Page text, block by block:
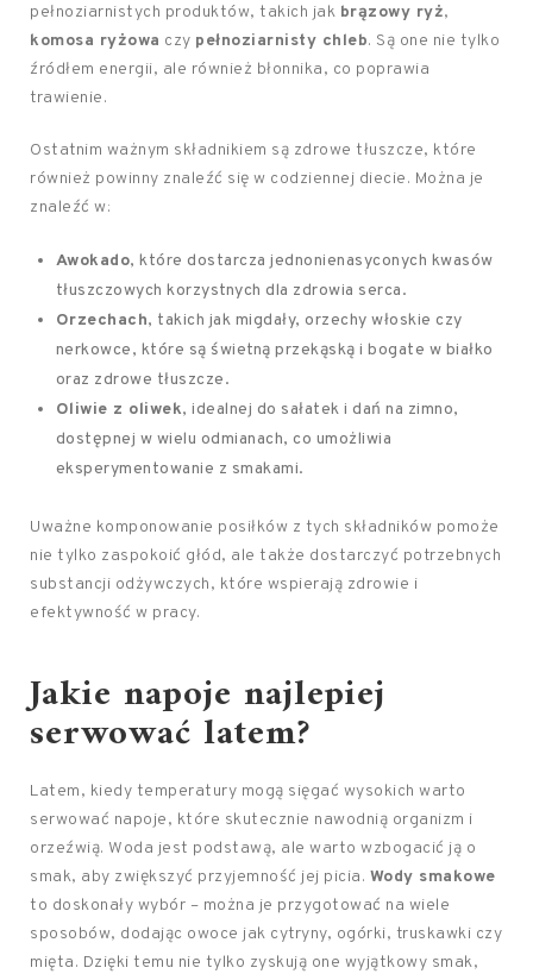
pełnoziarnistych produktów, takich jak brązowy ryż,
komosa ryżowa czy pełnoziarnisty chleb. Są one nie tylko
źródłem energii, ale również błonnika, co poprawia
trawienie.
Ostatnim ważnym składnikiem są zdrowe tłuszcze, które
również powinny znaleźć się w codziennej diecie. Można je
znaleźć w:
Awokado, które dostarcza jednonienasyconych kwasów
tłuszczowych korzystnych dla zdrowia serca.
Orzechach, takich jak migdały, orzechy włoskie czy
nerkowce, które są świetną przekąską i bogate w białko
oraz zdrowe tłuszcze.
Oliwie z oliwek, idealnej do sałatek i dań na zimno,
dostępnej w wielu odmianach, co umożliwia
eksperymentowanie z smakami.
Uważne komponowanie posiłków z tych składników pomoże
nie tylko zaspokoić głód, ale także dostarczyć potrzebnych
substancji odżywczych, które wspierają zdrowie i
efektywność w pracy.
Jakie napoje najlepiej
serwować latem?
Latem, kiedy temperatury mogą sięgać wysokich warto
serwować napoje, które skutecznie nawodnią organizm i
orzeźwią. Woda jest podstawą, ale warto wzbogacić ją o
smak, aby zwiększyć przyjemność jej picia. Wody smakowe
to doskonały wybór – można je przygotować na wiele
sposobów, dodając owoce jak cytryny, ogórki, truskawki czy
mięta. Dzięki temu nie tylko zyskują one wyjątkowy smak,